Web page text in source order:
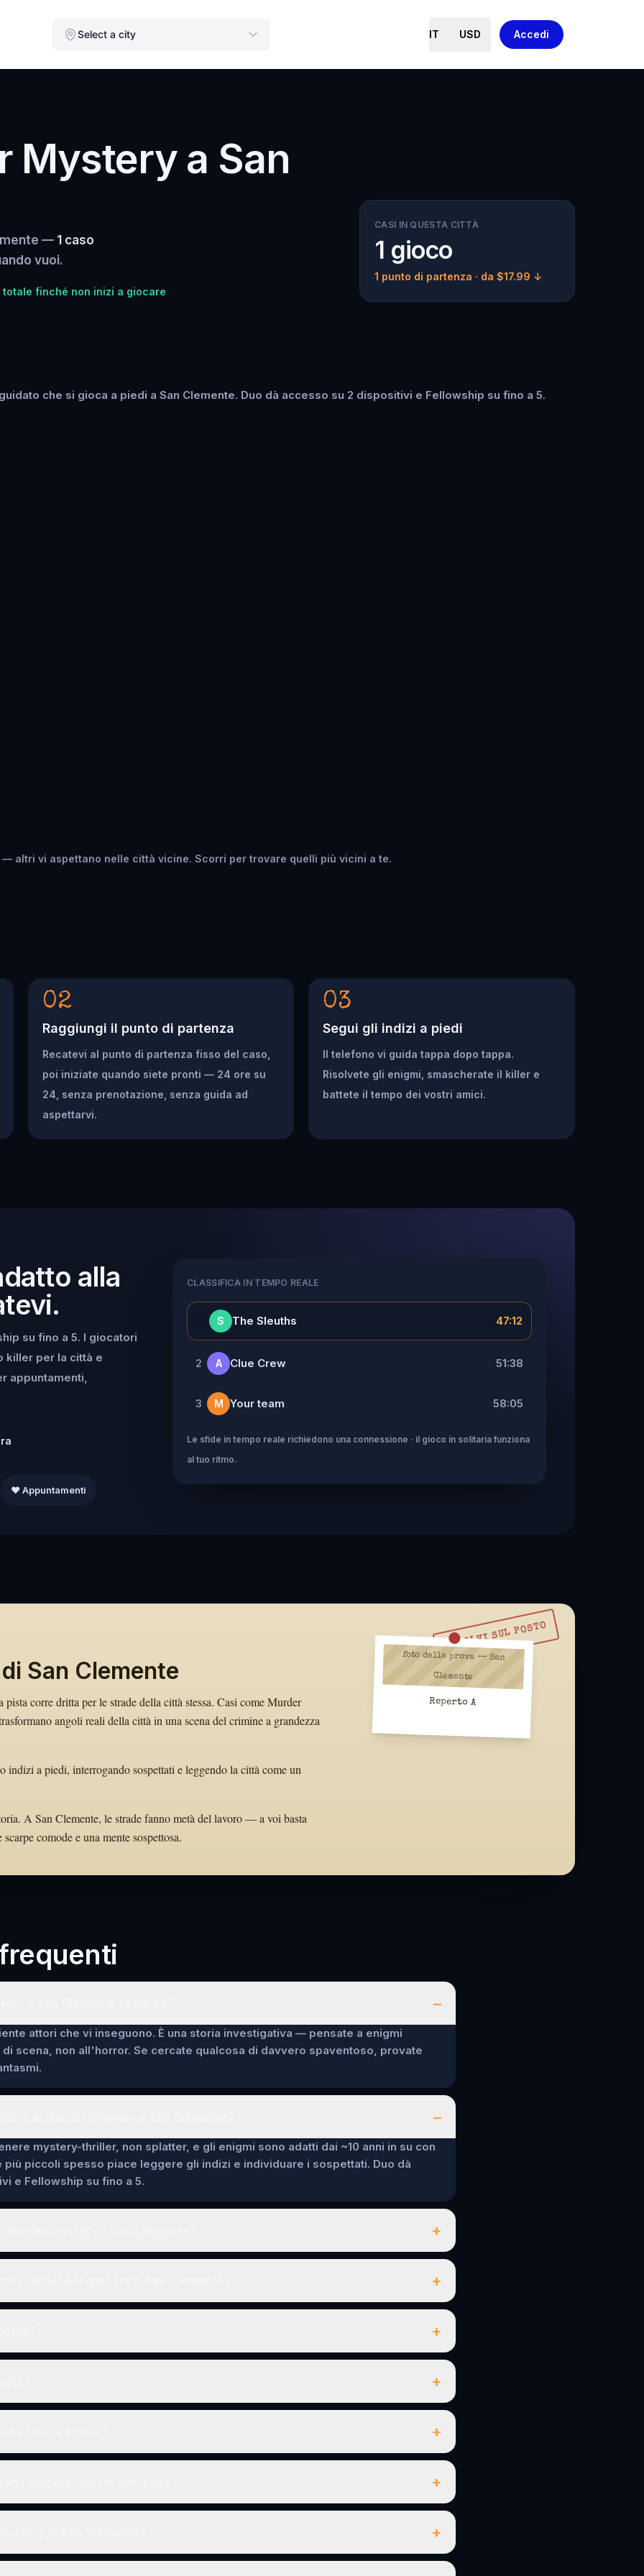
Select a city IT USD Accedi
Mystery a San
— 1 caso
vuoi.
totale finché non inizi a giocare
CASI IN QUESTA CITTÀ
1 gioco
1 punto di partenza · da $17.99 ↓
che si gioca a piedi a San Clemente. Duo dà accesso su 2 dispositivi e Fellowship su fino a 5.
— altri vi aspettano nelle città vicine. Scorri per trovare quelli più vicini a te.
02
Raggiungi il punto di partenza
Recatevi al punto di partenza fisso del caso,
poi iniziate quando siete pronti — 24 ore su
24, senza prenotazione, senza guida ad
aspettarvi.
03
Segui gli indizi a piedi
Il telefono vi guida tappa dopo tappa.
Risolvete gli enigmi, smascherate il killer e
battete il tempo dei vostri amici.
alla
su fino a 5. I giocatori
killer per la città e
appuntamenti,
❤️ Appuntamenti
CLASSIFICA IN TEMPO REALE
S The Sleuths 47:12
2 A Clue Crew 51:38
3 M Your team 58:05
Le sfide in tempo reale richiedono una connessione · il gioco in solitaria funziona
al tuo ritmo.
RISOLVI SUL POSTO
San Clemente
corre dritta per le strade della città stessa. Casi come Murder
angoli reali della città in una scena del crimine a grandezza
a piedi, interrogando sospettati e leggendo la città come un
A San Clemente, le strade fanno metà del lavoro — a voi basta
comode e una mente sospettosa.
foto della prova — San
Clemente
Reperto A
–
attori che vi inseguono. È una storia investigativa — pensate a enigmi
scena, non all'horror. Se cercate qualcosa di davvero spaventoso, provate
–
mystery-thriller, non splatter, e gli enigmi sono adatti dai ~10 anni in su con
più piccoli spesso piace leggere gli indizi e individuare i sospettati. Duo dà
e Fellowship su fino a 5.
+
+
+
+
+
+
+